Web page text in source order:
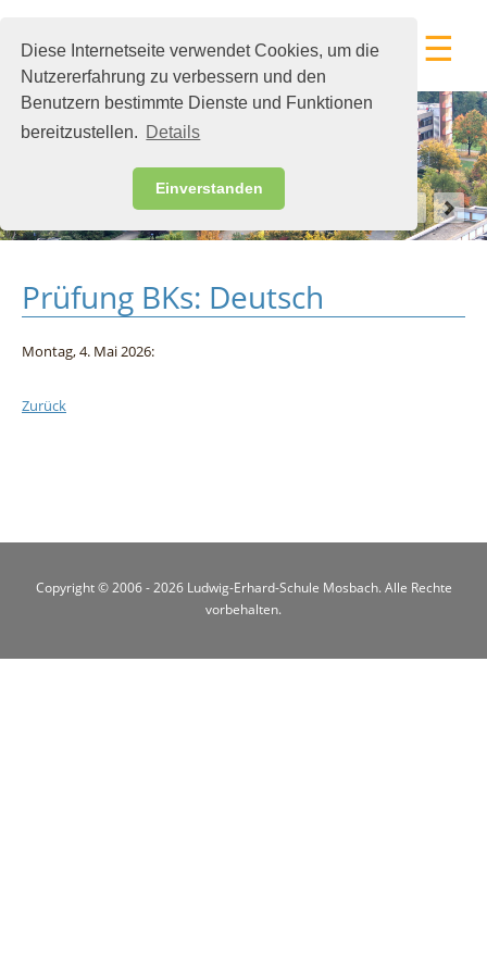
Diese Internetseite verwendet Cookies, um die
Nutzererfahrung zu verbessern und den
Benutzern bestimmte Dienste und Funktionen
bereitzustellen. Details
Einverstanden
☰
Prüfung BKs: Deutsch
Montag,4. Mai2026:
Zurück
Copyright © 2006 - 2026 Ludwig-Erhard-Schule Mosbach. Alle Rechte
vorbehalten.